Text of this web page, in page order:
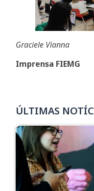
Graciele Vianna
Imprensa FIEMG
ÚLTIMAS